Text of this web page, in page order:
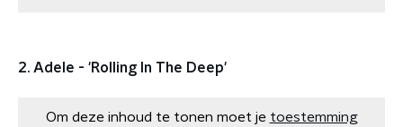
2. Adele - 'Rolling In The Deep'
Om deze inhoud te tonen moet je toestemming